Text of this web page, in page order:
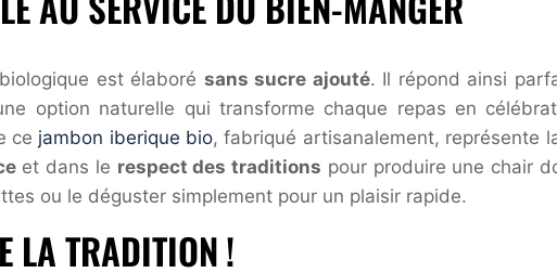
est élaboré sans sucre ajouté. Il répond ainsi
option naturelle qui transforme chaque repas en
ce jambon iberique bio, fabriqué artisanalement, représente
et dans le respect des traditions pour produire une chair
ou le déguster simplement pour un plaisir rapide.
LA TRADITION !